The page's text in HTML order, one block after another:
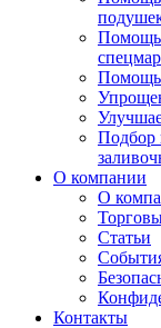
Помощь
Помощь
Подбор
О компании
О
Статьи
Контакты